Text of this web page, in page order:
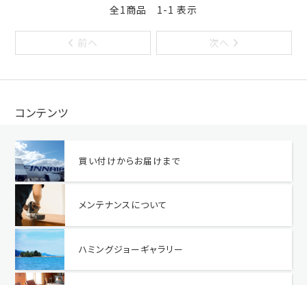
全1商品 1-1 表示
前へ 次へ
コンテンツ
買い付けからお届けまで
メンテナンスについて
ハミングジョーギャラリー